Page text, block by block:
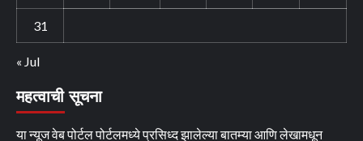
31
« Jul
महत्वाची सूचना
या न्यूज वेब पोर्टल पोर्टलमध्ये प्रसिध्द झालेल्या बातम्या आणि लेखामधून